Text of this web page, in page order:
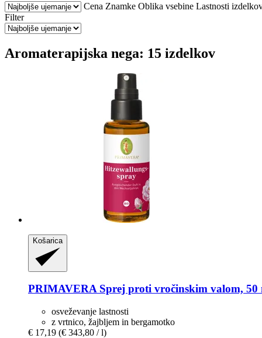
Cena Znamke Oblika vsebine Lastnosti
Filter
Aromaterapijska nega: 15 izdelkov
Košarica
PRIMAVERASprej proti vročinskim valom, 50
osveževanje lastnosti
z vrtnico, žajbljem in bergamotko
€ 17,19 (€ 343,80 / l)